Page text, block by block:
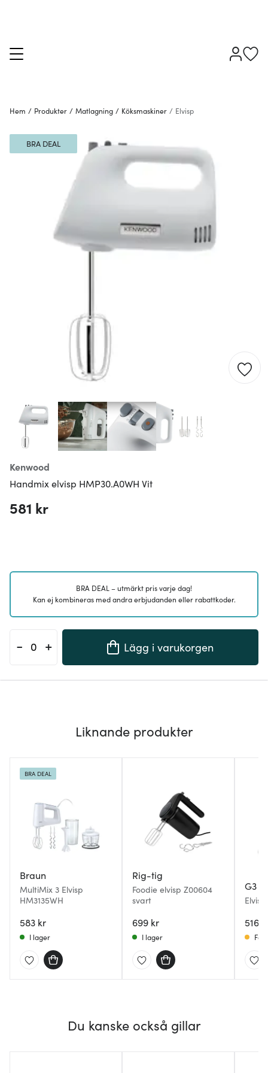
Hem / Produkter / Matlagning / Köksmaskiner / Elvisp
Kenwood
Handmix elvisp HMP30.A0WH Vit
BRA DEAL
581 kr
BRA DEAL – utmärkt pris varje dag!
Kan ej kombineras med andra erbjudanden eller rabattkoder.
- + Lägg i varukorgen
Liknande produkter
Braun
MultiMix 3 Elvisp
HM3135WH
583 kr
BRA DEAL
I lager
Rig-tig
Foodie elvisp Z00604
svart
699 kr
I lager
G3
516
Få
Du kanske också gillar